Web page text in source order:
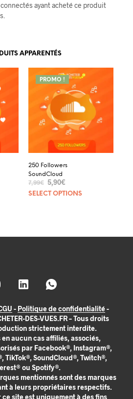
ayant acheté ce produit
APPARENTÉS
PROMO !
250 Followers
SoundCloud
7,99€ 5,90€
SELECT OPTIONS
- Politique de confidentialité-
DES-VUES.FR – Tous droits
strictement interdite.
en aucun cas affiliés, associés,
par Facebook®, Instagram®,
TikTok®, SoundCloud®, Twitch®,
ou Spotify®.
mentionnés sont des marques
à leurs propriétaires respectifs.
site est uniquement à des fins